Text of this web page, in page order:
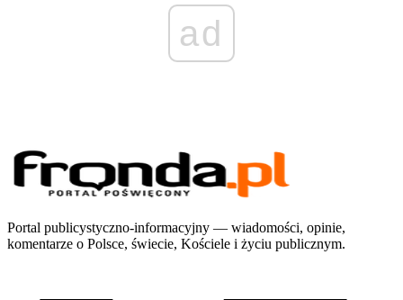
ad
Portal publicystyczno-informacyjny — wiadomości, opinie,
komentarze o Polsce, świecie, Kościele i życiu publicznym.